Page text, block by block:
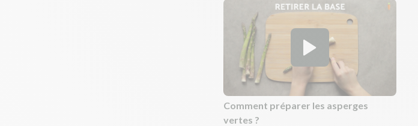
Comment préparer les asperges
vertes ?